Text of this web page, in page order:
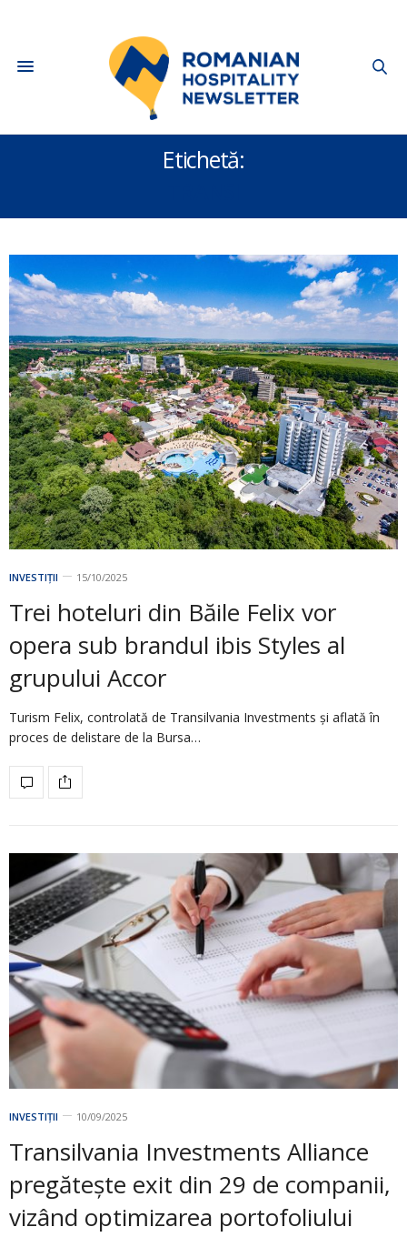
Etichetă:
INVESTIȚII 15/10/2025
Trei hoteluri din Băile Felix vor
opera sub brandul ibis Styles al
grupului Accor
Turism Felix, controlată de Transilvania Investments și aflată în
proces de delistare de la Bursa…
INVESTIȚII 10/09/2025
Transilvania Investments Alliance
pregătește exit din 29 de companii,
vizând optimizarea portofoliului